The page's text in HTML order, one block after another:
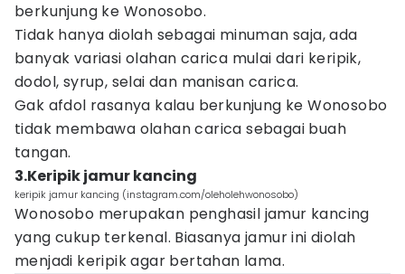
berkunjung ke Wonosobo.
Tidak hanya diolah sebagai minuman saja, ada
banyak variasi olahan carica mulai dari keripik,
dodol, syrup, selai dan manisan carica.
Gak afdol rasanya kalau berkunjung ke Wonosobo
tidak membawa olahan carica sebagai buah
tangan.
3.Keripik jamur kancing
keripik jamur kancing (instagram.com/oleholehwonosobo)
Wonosobo merupakan penghasil jamur kancing
yang cukup terkenal. Biasanya jamur ini diolah
menjadi keripik agar bertahan lama.